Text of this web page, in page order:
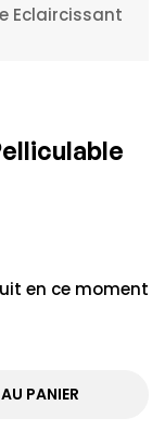
en ce moment
PANIER